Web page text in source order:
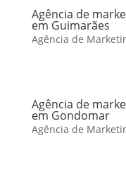
Agência de
em Guimarães
Agência de
Agência de
em Gondomar
Agência de